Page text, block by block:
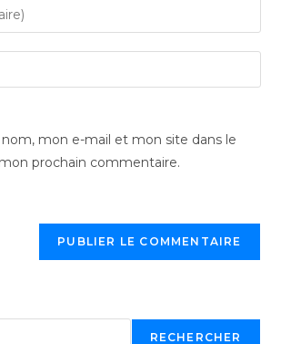
mon e-mail et mon site dans le
prochain commentaire.
RECHERCHER